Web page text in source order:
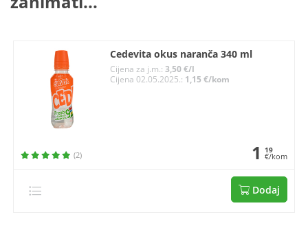
Cedevita okus naranča 340 ml
Cijena za j.m.:3,50 €/l
Cijena 02.05.2025.: 1,15 €/kom
(2) 1 19
€/kom
Dodaj